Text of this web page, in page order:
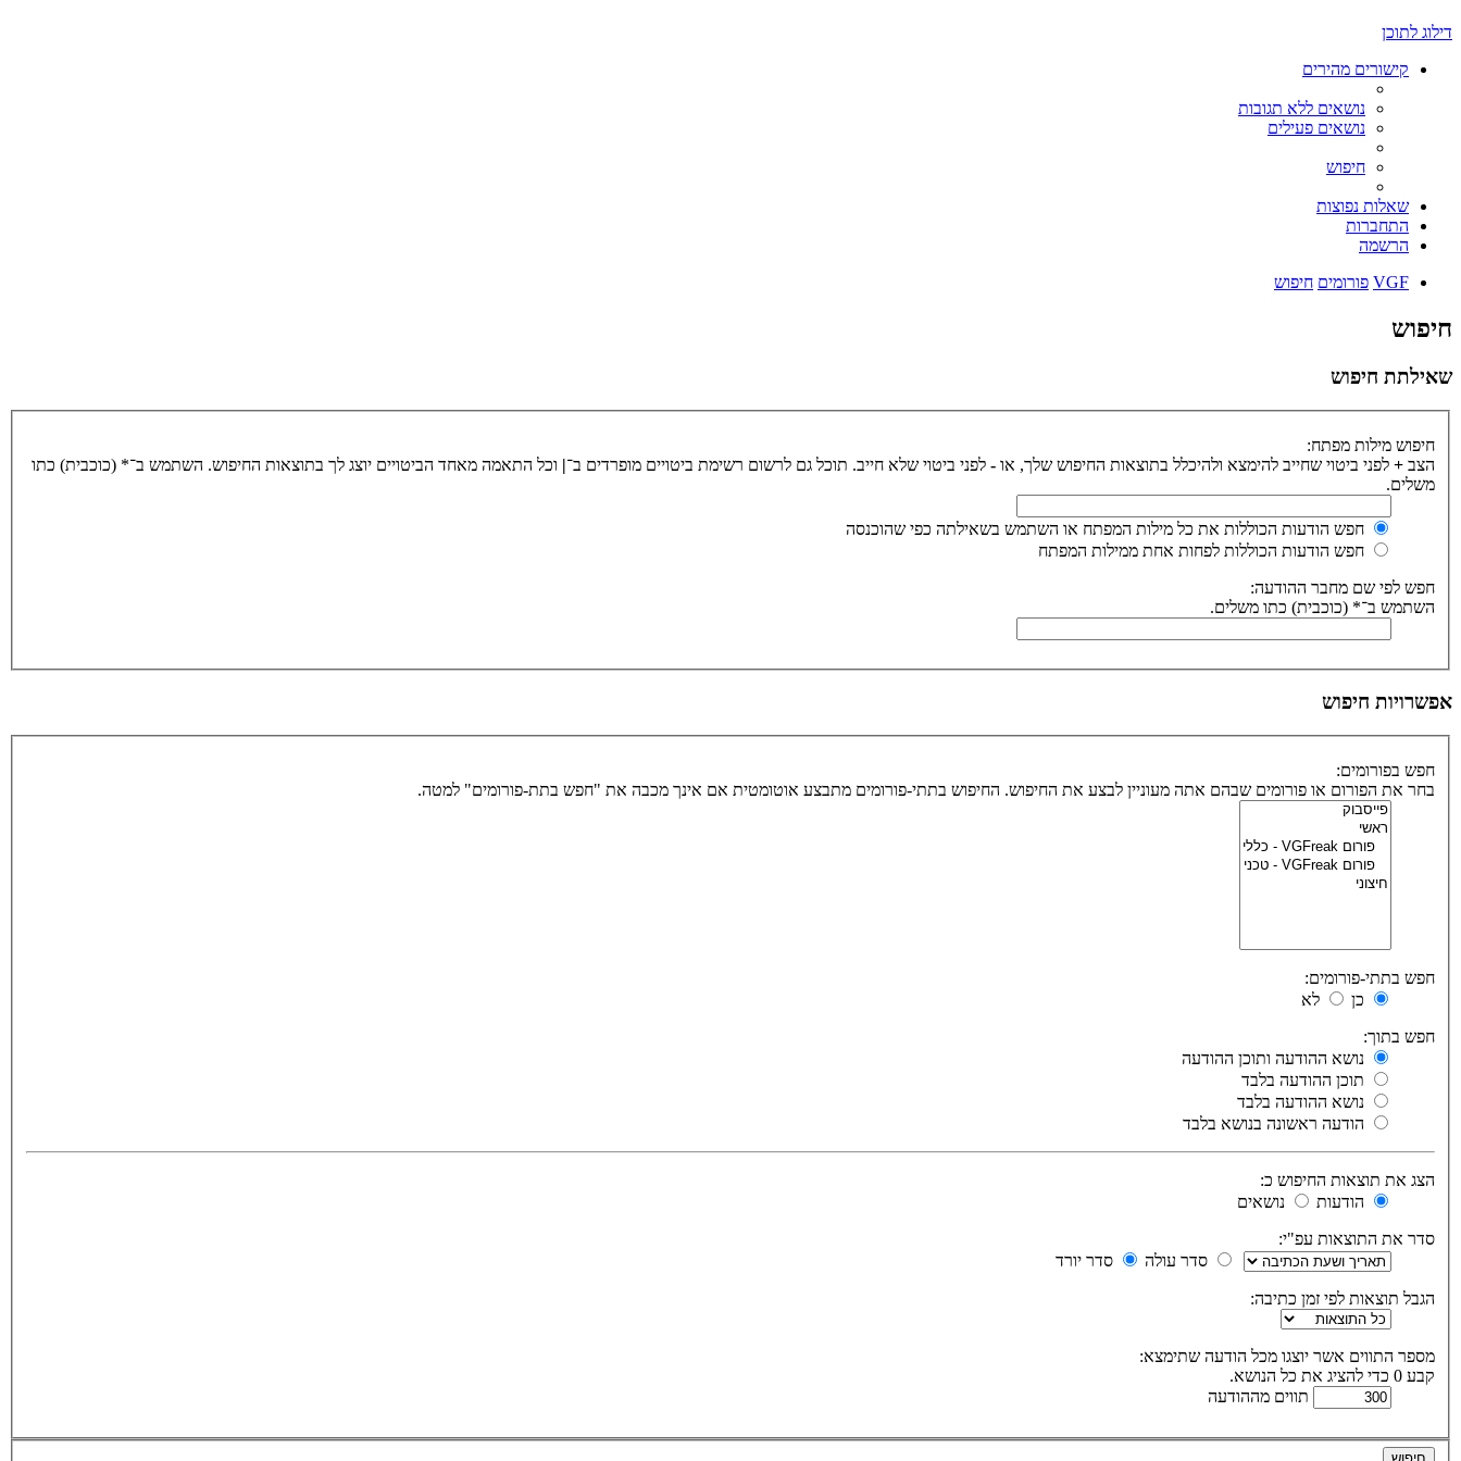
דילוג לתוכן
קישורים מהירים
נושאים ללא תגובות
נושאים פעילים
חיפוש
שאלות נפוצות
התחברות
הרשמה
VGF פורומים חיפוש
חיפוש
שאילתת חיפוש
חיפוש מילות מפתח:
הצב + לפני ביטוי שחייב להימצא ולהיכלל בתוצאות החיפוש שלך, או - לפני ביטוי שלא חייב. תוכל גם לרשום רשימת ביטויים מופרדים ב־| וכל התאמה מאחד הביטויים יוצג לך בתוצאות החיפוש. השתמש ב־* (כוכבית) כתו
משלים.
חפש הודעות הכוללות את כל מילות המפתח או השתמש בשאילתה כפי שהוכנסה
חפש הודעות הכוללות לפחות אחת ממילות המפתח
חפש לפי שם מחבר ההודעה:
השתמש ב־* (כוכבית) כתו משלים.
אפשרויות חיפוש
חפש בפורומים:
בחר את הפורום או פורומים שבהם אתה מעוניין לבצע את החיפוש. החיפוש בתתי-פורומים מתבצע אוטומטית אם אינך מכבה את "חפש בתת-פורומים" למטה.
חפש בתתי-פורומים:
כן
לא
חפש בתוך:
נושא ההודעה ותוכן ההודעה
תוכן ההודעה בלבד
נושא ההודעה בלבד
הודעה ראשונה בנושא בלבד
הצג את תוצאות החיפוש כ:
הודעות
נושאים
סדר את התוצאות עפ"י:
סדר עולה
סדר יורד
הגבל תוצאות לפי זמן כתיבה:
מספר התווים אשר יוצגו מכל הודעה שתימצא:
קבע 0 כדי להציג את כל הנושא.
תווים מההודעה